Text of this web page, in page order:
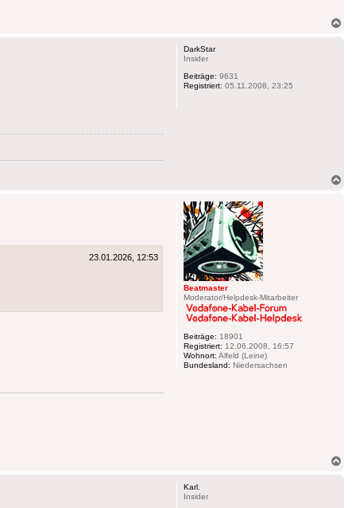
DarkStar
Insider
Beiträge: 9631
Registriert: 05.11.2008, 23:25
Beatmaster
Moderator/Helpdesk-Mitarbeiter
Beiträge: 18901
Registriert: 12.06.2008, 16:57
Wohnort: Alfeld (Leine)
Bundesland: Niedersachsen
23.01.2026, 12:53
Karl.
Insider